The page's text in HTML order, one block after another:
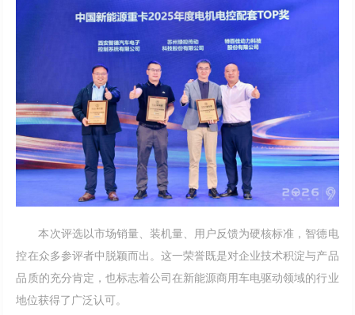
本次评选以市场销量、装机量、用户反馈为硬核标准，智德电
控在众多参评者中脱颖而出。这一荣誉既是对企业技术积淀与产品
品质的充分肯定，也标志着公司在新能源商用车电驱动领域的行业
地位获得了广泛认可。